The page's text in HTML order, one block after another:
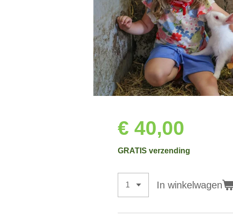
€ 40,00
GRATIS verzending
In winkelwagen